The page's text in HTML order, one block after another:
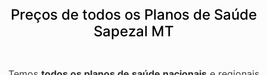
Preços de todos os Planos de Saúde
Sapezal MT